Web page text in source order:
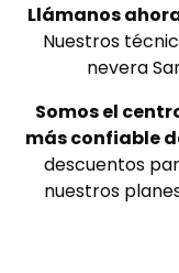
Llámanos
Nuestros
nevera
Somos el
más confiable
descuentos
nuestros